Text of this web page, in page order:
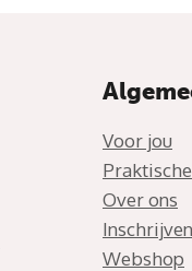
Voor jou
Over ons
Webshop